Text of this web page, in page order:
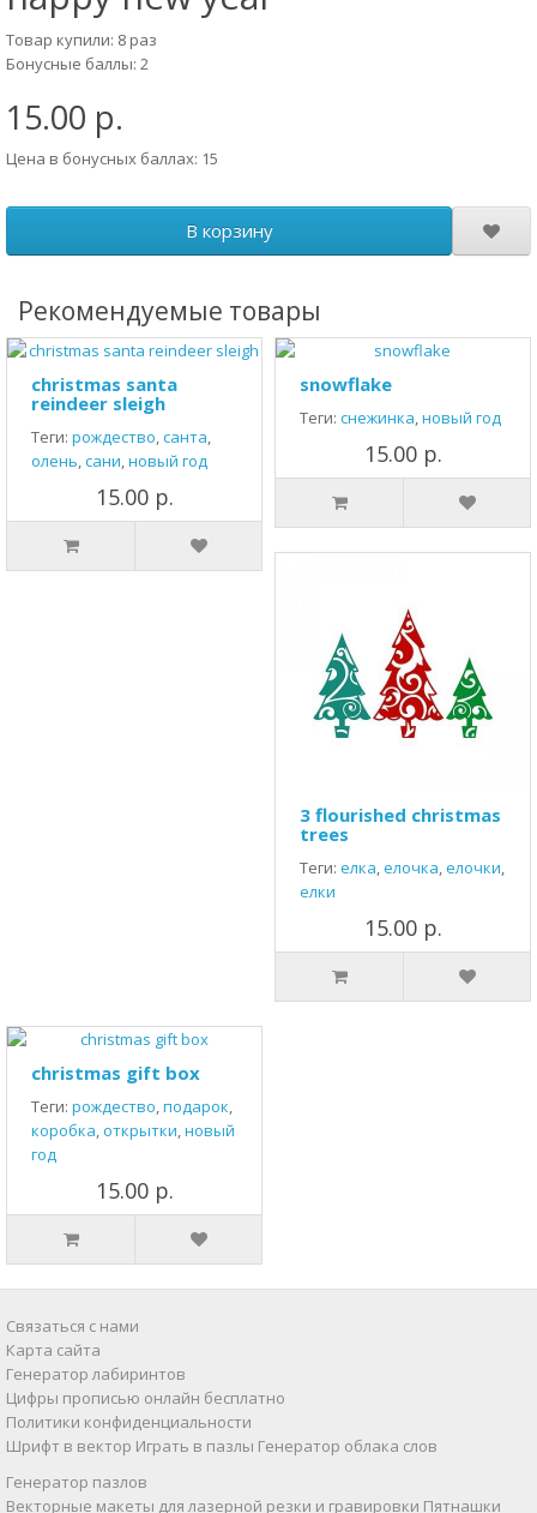
Товар купили: 8 раз
Бонусные баллы: 2
15.00 р.
Цена в бонусных баллах: 15
В корзину
Рекомендуемые товары
christmas santa
reindeer sleigh
Теги: рождество,санта,
олень,сани,новый год
15.00 р.
snowflake
Теги: снежинка,новый год
15.00 р.
3 flourished christmas
trees
Теги: елка,елочка,елочки,
елки
15.00 р.
christmas gift box
Теги: рождество,подарок,
коробка,открытки,новый
год
15.00 р.
Связаться с нами
Карта сайта
Генератор лабиринтов
Цифры прописью онлайн бесплатно
Политики конфиденциальности
Шрифт в вектор Играть в пазлы Генератор облака слов
Генератор пазлов
Векторные макеты для лазерной резки и гравировки Пятнашки